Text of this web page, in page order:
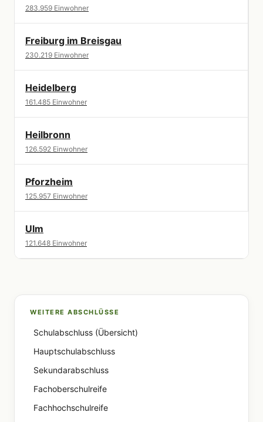
283.959 Einwohner
Freiburg im Breisgau
230.219 Einwohner
Heidelberg
161.485 Einwohner
Heilbronn
126.592 Einwohner
Pforzheim
125.957 Einwohner
Ulm
121.648 Einwohner
WEITERE ABSCHLÜSSE
Schulabschluss (Übersicht)
Hauptschulabschluss
Sekundarabschluss
Fachoberschulreife
Fachhochschulreife